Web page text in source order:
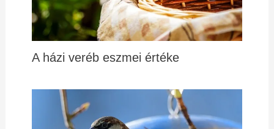
A házi veréb eszmei értéke